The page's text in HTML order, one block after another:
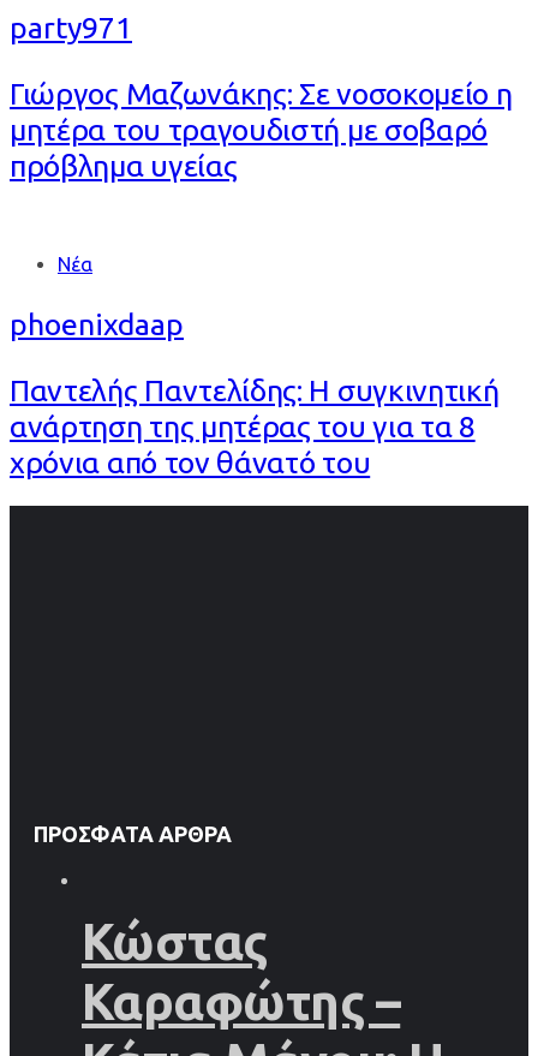
party971
Γιώργος Μαζωνάκης: Σε νοσοκομείο η
μητέρα του τραγουδιστή με σοβαρό
πρόβλημα υγείας
Tags Νέα
phoenixdaap
Παντελής Παντελίδης: Η συγκινητική
ανάρτηση της μητέρας του για τα 8
χρόνια από τον θάνατό του
ΠΡΌΣΦΑΤΑ ΆΡΘΡΑ
Κώστας
Καραφώτης –